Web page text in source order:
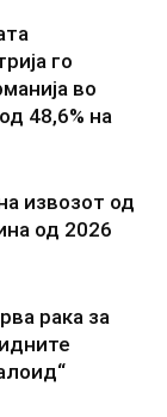
го
во
48,6% на
извозот од
од 2026
рака за